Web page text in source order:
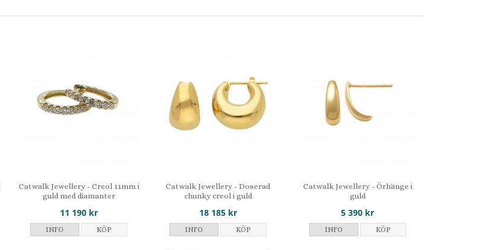
Catwalk Jewellery - Creol 11mm i
guld med diamanter
11 190 kr
INFO KÖP
Catwalk Jewellery - Doserad
chunky creol i guld
18 185 kr
INFO KÖP
Catwalk Jewellery - Örhänge i
guld
5 390 kr
INFO KÖP